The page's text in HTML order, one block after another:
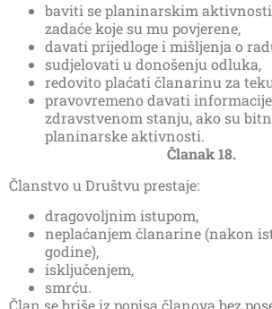
baviti se planinarskim
zadaće koje su mu povjerene,
davati prijedloge i mišljenja o
sudjelovati u donošenju odluka,
redovito plaćati članarinu za
pravovremeno davati
zdravstvenom stanju, ako su
planinarske aktivnosti.
Članak 18.
Članstvo u Društvu prestaje:
dragovoljnim istupom,
neplaćanjem članarine (nakon
godine),
isključenjem,
smrću.
Član se briše iz popisa članova bez